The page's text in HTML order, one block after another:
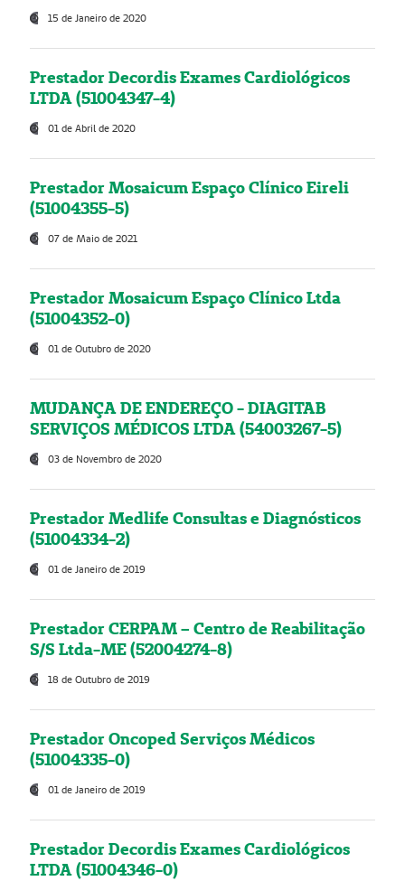
15 de Janeiro de 2020
Prestador Decordis Exames Cardiológicos
LTDA (51004347-4)
01 de Abril de 2020
Prestador Mosaicum Espaço Clínico Eireli
(51004355-5)
07 de Maio de 2021
Prestador Mosaicum Espaço Clínico Ltda
(51004352-0)
01 de Outubro de 2020
MUDANÇA DE ENDEREÇO - DIAGITAB
SERVIÇOS MÉDICOS LTDA (54003267-5)
03 de Novembro de 2020
Prestador Medlife Consultas e Diagnósticos
(51004334-2)
01 de Janeiro de 2019
Prestador CERPAM – Centro de Reabilitação
S/S Ltda-ME (52004274-8)
18 de Outubro de 2019
Prestador Oncoped Serviços Médicos
(51004335-0)
01 de Janeiro de 2019
Prestador Decordis Exames Cardiológicos
LTDA (51004346-0)